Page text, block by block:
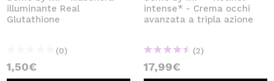
illuminante Real
Glutathione
(0)
1,50€
intense* - Crema occhi
avanzata a tripla azione
(2)
17,99€